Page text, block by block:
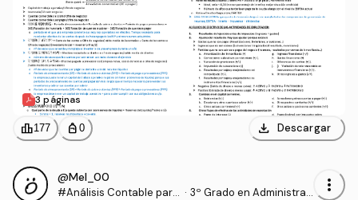
3 páginas
leaderboard177 personal_bag 0 download Descargar
@Mel_00
#Análisis Contable para · 3º Grado en Administrac
more_vert